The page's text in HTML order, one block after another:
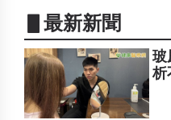
▋最新新聞
玻
析